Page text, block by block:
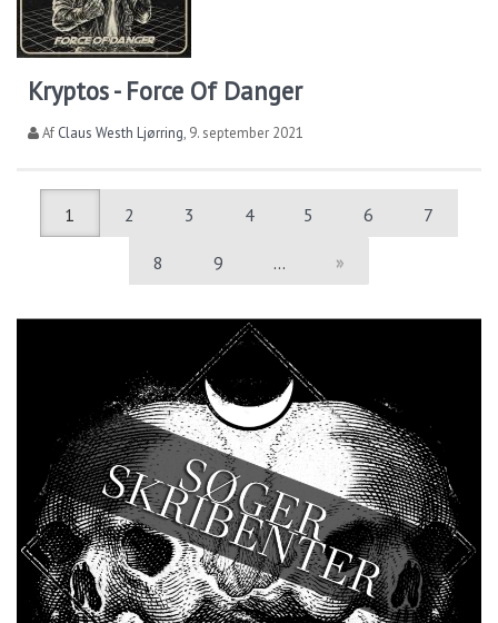
Kryptos - Force Of Danger
Af Claus Westh Ljørring, 9. september 2021
1 2 3 4 5 6 7
8 9 … »